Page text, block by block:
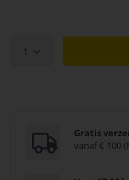
1
Gratis
vanaf € 100